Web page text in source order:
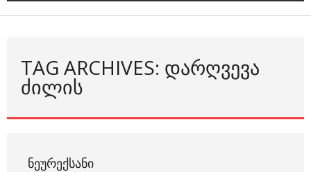
TAG ARCHIVES: ᲓᲐᲠᲦᲕᲔᲕᲐ
ᲫᲘᲚᲘᲡ
ᲜᲔᲣᲠᲔᲥᲡᲐᲜᲘ